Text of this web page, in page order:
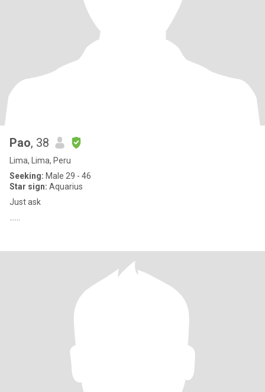
Pao, 38
Lima, Lima, Peru
Seeking: Male 29 - 46
Star sign: Aquarius
Just ask